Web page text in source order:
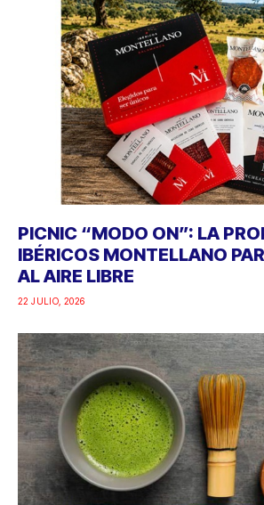
PICNIC “MODO ON”: LA
IBÉRICOS MONTELLANO
AL AIRE LIBRE
22 JULIO, 2026